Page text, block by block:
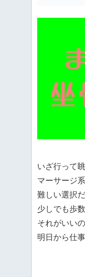
いざ行って
マーサージ
難しい選択だ
少しでも歩
それがいい
明日から仕